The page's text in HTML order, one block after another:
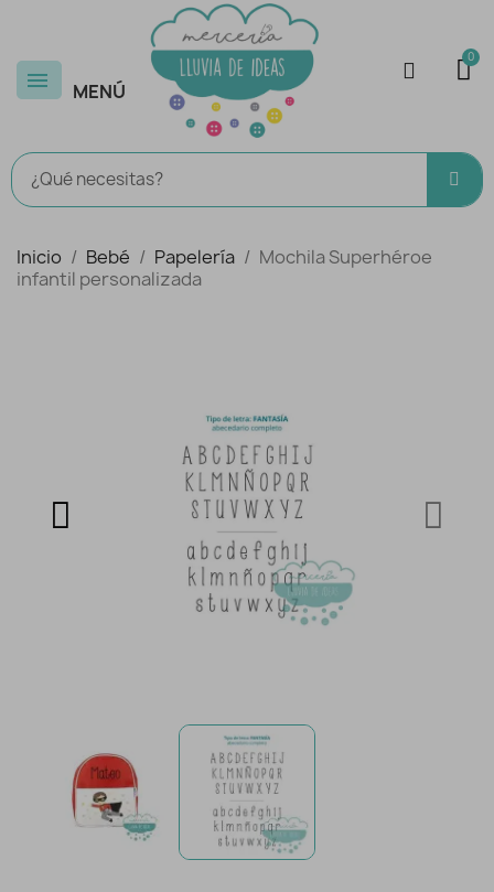
MENÚ
Inicio Bebé Papelería
Mochila Superhéroe
infantil personalizada